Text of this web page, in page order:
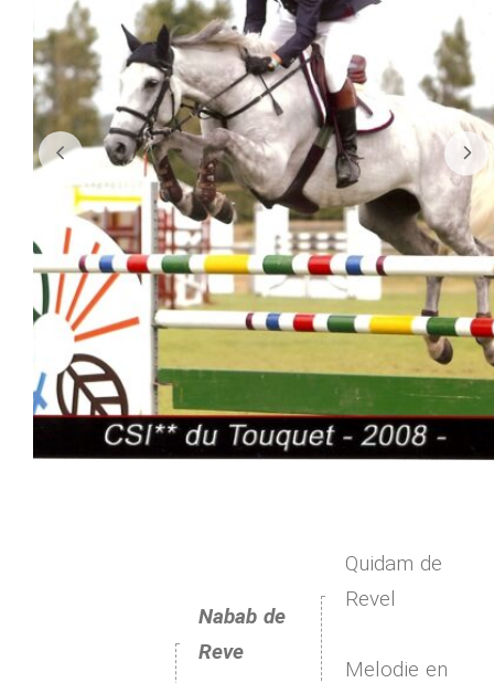
Nabab de
Reve
Quidam de
Revel
Melodie en